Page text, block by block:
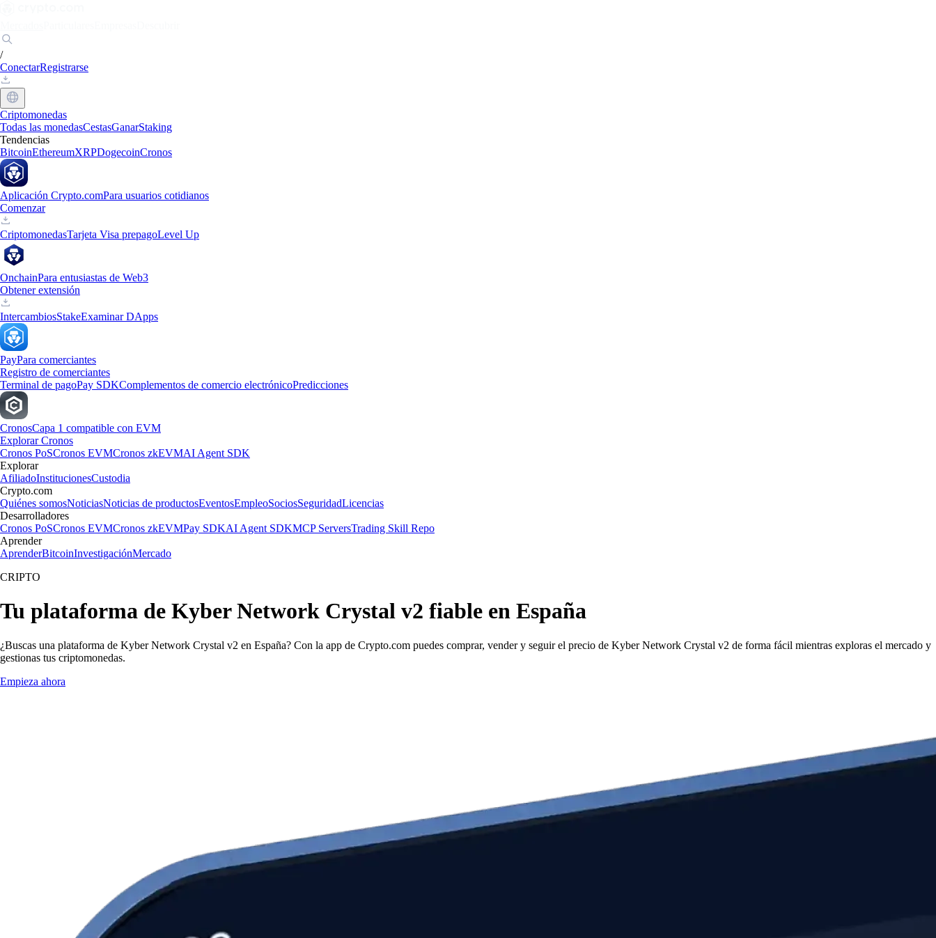
/
ConectarRegistrarse
Criptomonedas
Todas las monedasCestasGanarStaking
Tendencias
BitcoinEthereumXRPDogecoinCronos
Aplicación Crypto.comPara usuarios cotidianos
Comenzar
CriptomonedasTarjeta Visa prepagoLevel Up
OnchainPara entusiastas de Web3
Obtener extensión
IntercambiosStakeExaminar DApps
PayPara comerciantes
Registro de comerciantes
Terminal de pagoPay SDKComplementos de comercio electrónicoPredicciones
CronosCapa 1 compatible con EVM
Explorar Cronos
Cronos PoSCronos EVMCronos zkEVMAI Agent SDK
Explorar
AfiliadoInstitucionesCustodia
Crypto.com
Quiénes somosNoticiasNoticias de productosEventosEmpleoSociosSeguridadLicencias
Desarrolladores
Cronos PoSCronos EVMCronos zkEVMPay SDKAI Agent SDKMCP ServersTrading Skill Repo
Aprender
AprenderBitcoinInvestigaciónMercado
CRIPTO
Tu plataforma de Kyber Network Crystal v2 fiable en España
¿Buscas una plataforma de Kyber Network Crystal v2 en España? Con la app de Crypto.com puedes comprar, vender y seguir el precio de Kyber Network Crystal v2 de forma fácil mientras exploras el mercado y
gestionas tus criptomonedas.
Empieza ahora